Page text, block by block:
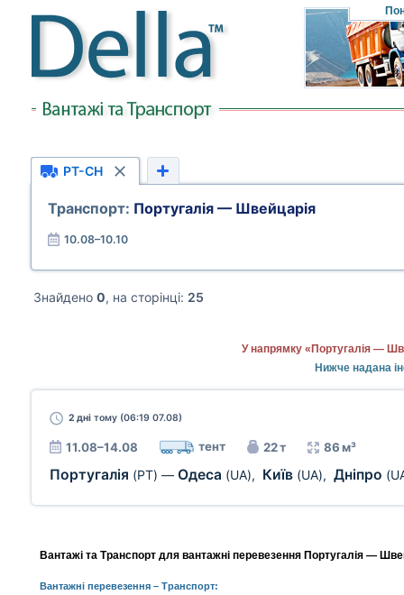
PT-CH
Транспорт: Португалія — Швейцарія
10.08–10.10
Знайдено 0, на сторінці: 25
У напрямку «Португалія —
Нижче надана
2 дні тому (06:19 07.08)
11.08–14.08 тент 22 т 86 м³
Португалія (PT) — Одеса (UA), Київ (UA), Дніпро
Вантажі та Транспорт для вантажні перевезення Португалія —
Вантажні перевезення– Транспорт: